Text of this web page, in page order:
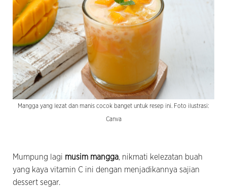
Mangga yang lezat dan manis cocok banget untuk resep ini. Foto ilustrasi:
Canva
Mumpung lagi musim mangga, nikmati kelezatan buah
yang kaya vitamin C ini dengan menjadikannya sajian
dessert segar.